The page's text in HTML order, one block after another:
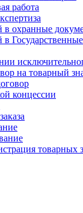
работа
в охранные
на товарный
концессии
товарных